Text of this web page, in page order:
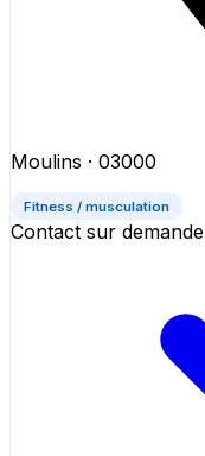
Moulins · 03000
Fitness / musculation
Contact sur demande